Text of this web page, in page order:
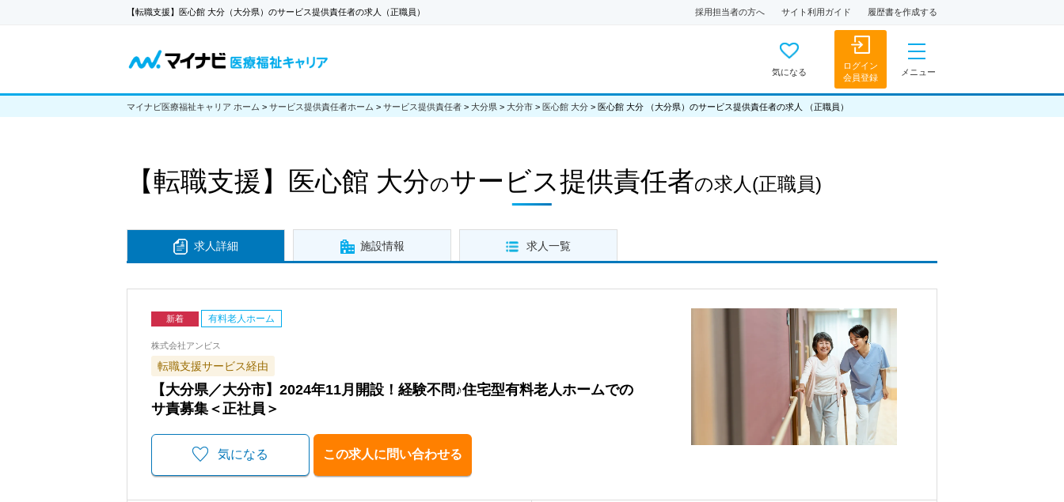
【転職支援】医心館 大分（大分県）のサービス提供責任者の求人（正職員） 採用担当者の方へ サイト利用ガイド 履歴書を作成する
気になる
ログイン
会員登録
メニュー
マイナビ医療福祉キャリア ホーム > サービス提供責任者ホーム > サービス提供責任者 > 大分県 > 大分市 > 医心館 大分 > 医心館 大分 （大分県）のサービス提供責任者の求人 （正職員）
【転職支援】 医心館 大分のサービス提供責任者の求人 (正職員)
求人詳細 施設情報 求人一覧
新着 有料老人ホーム
株式会社アンビス
転職支援サービス経由
【大分県／大分市】2024年11月開設！経験不問♪住宅型有料老人ホームでの
サ責募集＜正社員＞
気になる この求人に問い合わせる